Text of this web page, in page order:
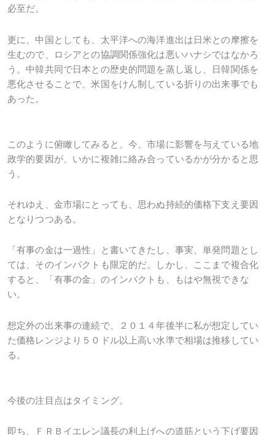
必至だ。
更に、中国としても、太平洋への海洋進出は日米との摩擦を
生むので、ロシアとの協調関係強化は悪いハナシではなかろ
う。中韓共同で日本との歴史的問題を蒸し返し、日韓関係を
悪化させることで、米国をけん制している折りの出来事でも
あった。
このように俯瞰してみると、今、市場に影響を与えている地
政学的要因が、いかに複雑に絡み合っているかが分かると思
う。
それゆえ、金市場にとっても、思わぬ持続的価格下支え要因
となりつつある。
「有事の金は一過性」と書いてきたし、事実、単発問題とし
ては、そのインパクトも限定的だ。しかし、ここまで複合化
すると、「有事の金」のインパクトも、もはや無視できな
い。
想定外の出来事の連続で、２０１４年後半に私が想定してい
た価格レンジより５０ドル以上高い水準で相場は推移してい
る。
今後の注目点はタイミング。
即ち、ＦＲＢイエレン議長の利上げへの道筋という下げ要因